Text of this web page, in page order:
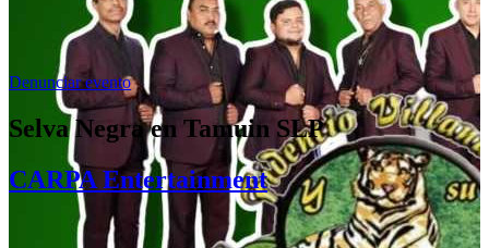
Denunciar evento
Selva Negra en Tamuin SLP
CARPA Entertainment